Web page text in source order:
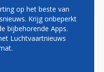
VOLGT
OP ALS
op het beste van
Krijg onbeperkt
bijbehorende Apps.
Luchtvaartnieuws